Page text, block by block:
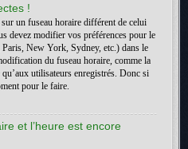
!
un fuseau horaire différent de celui
devez modifier vos préférences pour le
New York, Sydney, etc.) dans le
du fuseau horaire, comme la
qu’aux utilisateurs enregistrés. Donc si
pour le faire.
et l’heure est encore